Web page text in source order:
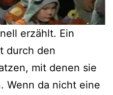
erzählt. Ein
durch den
mit denen sie
Wenn da nicht eine